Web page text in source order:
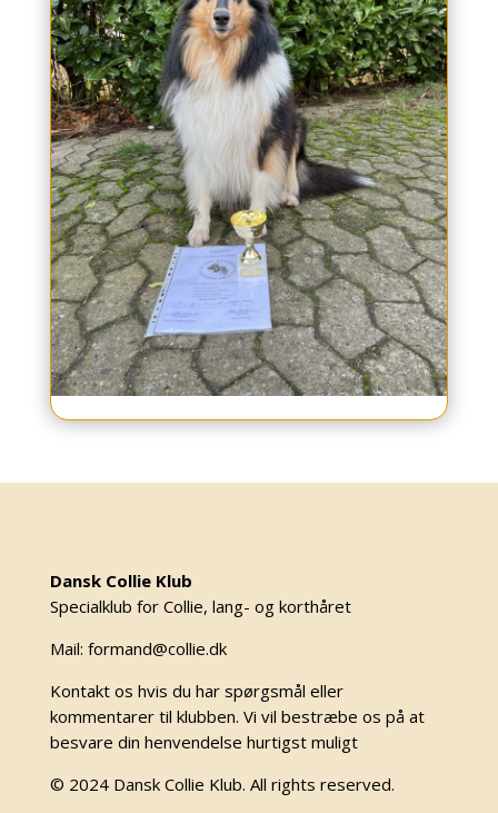
IBGH1 Star Hatch Circle Of Life - Zarina
Prædikatet: GODIBGH1 BPB BH TKN(US)
TKI(US) TKA(US) Lapinette´s Jazzanova
(Derfel) Fører: Lone SørensenOpdrætter:...
Dansk Collie Klub
Specialklub for Collie, lang- og korthåret
Mail: formand@collie.dk
Kontakt os hvis du har spørgsmål eller
kommentarer til klubben. Vi vil bestræbe os på at
besvare din henvendelse hurtigst muligt
© 2024 Dansk Collie Klub. All rights reserved.